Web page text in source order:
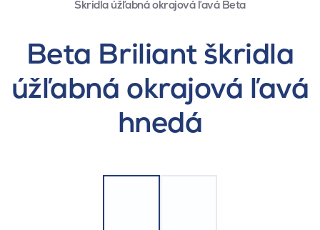
Škridla úžľabná okrajová ľavá Beta
Beta Briliant škridla
úžľabná okrajová ľavá
hnedá